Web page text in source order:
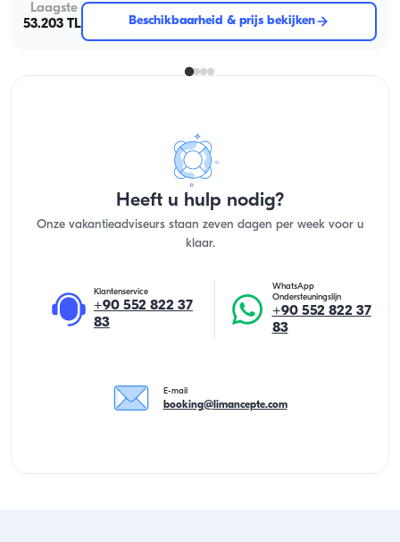
Laagste
53.203 TL
Beschikbaarheid & prijs bekijken
Heeft u hulp nodig?
Onze vakantieadviseurs staan zeven dagen per week voor u
klaar.
Klantenservice
+90 552 822 37
83
WhatsApp
Ondersteuningslijn
+90 552 822 37
83
E-mail
booking@limancepte.com